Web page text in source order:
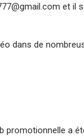
et il
dans de
promotionnelle a